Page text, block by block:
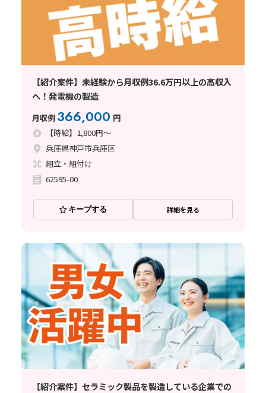
【紹介案件】未経験から月収例36.6万円以上の高収入
へ！発電機の製造
月収例 366,000 円
【時給】1,800円～
兵庫県神戸市兵庫区
組立・組付け
62595-00
キープする 詳細を見る
【紹介案件】セラミック製品を製造している企業での